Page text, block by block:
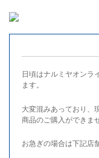
日頃はナルミヤオンラ
ます。
大変混みあっており、
商品のご購入ができま
お急ぎの場合は下記店